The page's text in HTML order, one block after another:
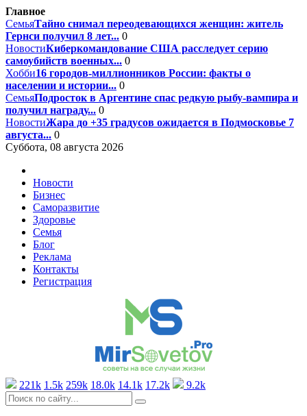
Главное
СемьяТайно снимал переодевающихся женщин: житель
Гернси получил 8 лет... 0
НовостиКиберкомандование США расследует серию
самоубийств военных... 0
Хобби16 городов-миллионников России: факты о
населении и истории... 0
СемьяПодросток в Аргентине спас редкую рыбу-вампира и
получил награду... 0
НовостиЖара до +35 градусов ожидается в Подмосковье 7
августа... 0
Суббота, 08 августа 2026
Новости
Бизнес
Саморазвитие
Здоровье
Семья
Блог
Реклама
Контакты
Регистрация
221k 1.5k 259k 18.0k 14.1k 17.2k 9.2k